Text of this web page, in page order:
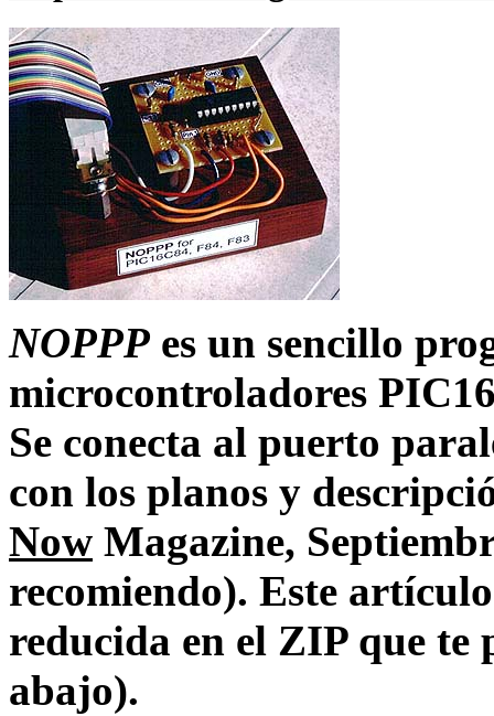
NOPPP es un sencillo
microcontroladores
Se conecta al puerto
con los planos y
Now Magazine,
recomiendo). Este
reducida en el ZIP que te
abajo).